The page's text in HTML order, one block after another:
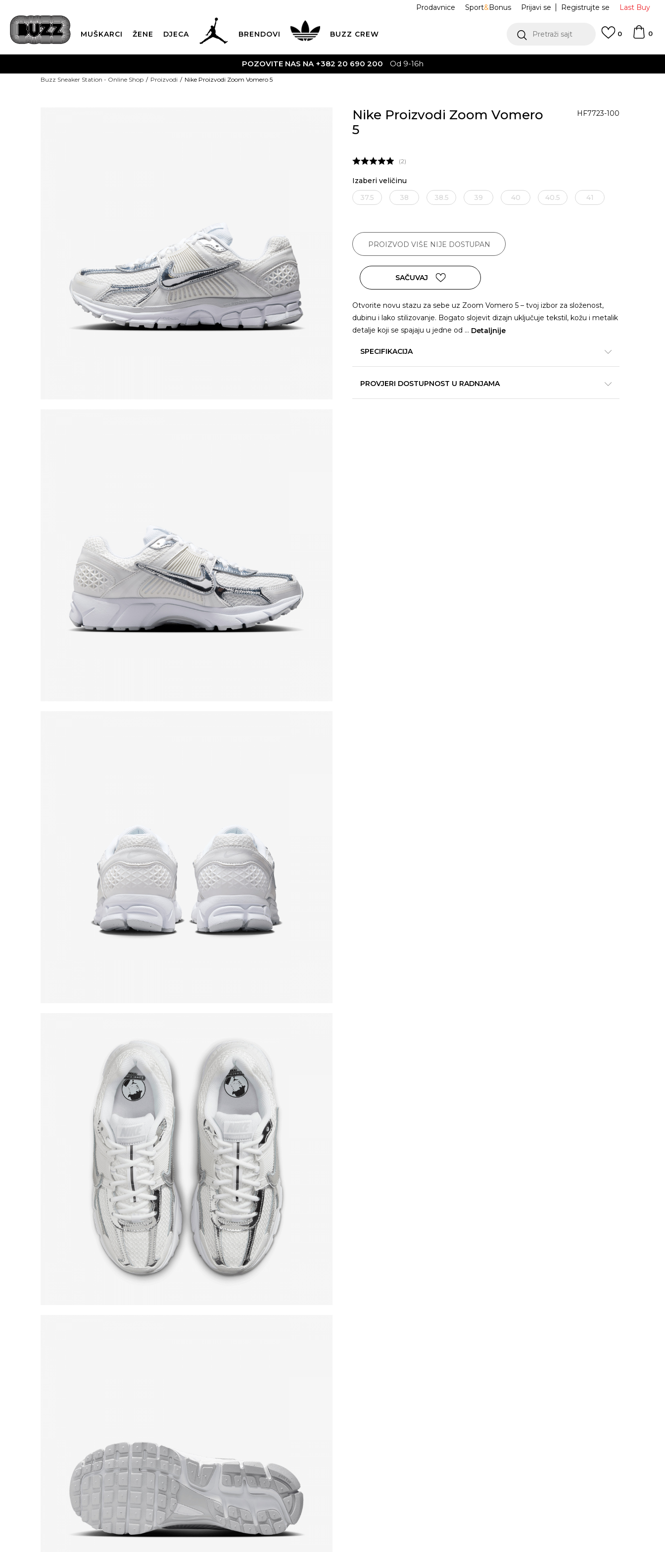
Last Buy
Prijavi se Registrujte se
Prodavnice Sport&Bonus
MUŠKARCI ŽENE DJECA BRENDOVI BUZZ CREW Pretraži sajt 0
0
Od 9-16h
Buzz Sneaker Station - Online Shop Proizvodi Nike Proizvodi Zoom Vomero 5
Nike Proizvodi Zoom Vomero
5
HF7723-100
2
Izaberi veličinu
37.5
38 38.5 39 40 40.5 41
PROIZVOD VIŠE NIJE DOSTUPAN
SAČUVAJ
Otvorite novu stazu za sebe uz Zoom Vomero 5 – tvoj izbor za složenost,
dubinu i lako stilizovanje. Bogato slojevit dizajn uključuje tekstil, kožu i metalik
detalje koji se spajaju u jedne od ... Detaljnije
SPECIFIKACIJA
PROVJERI DOSTUPNOST U RADNJAMA